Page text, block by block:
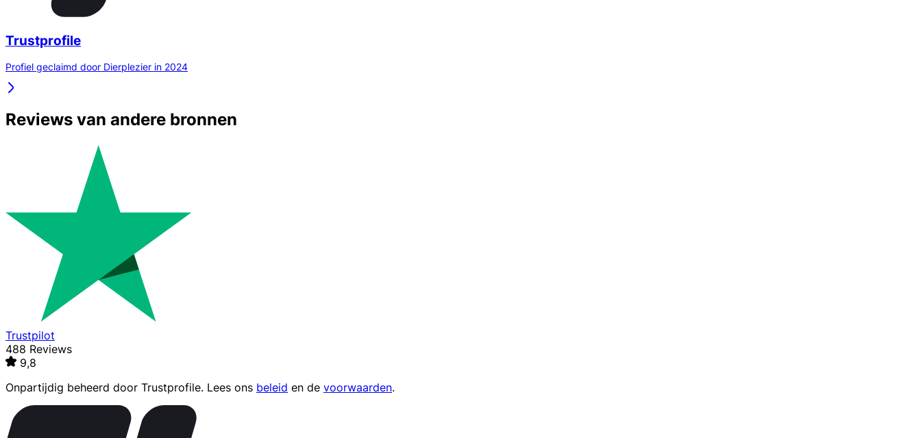
Trustprofile
Profiel geclaimd door Dierplezier in 2024
Reviews van andere bronnen
Trustpilot
488 Reviews
9,8
Onpartijdig beheerd door Trustprofile. Lees ons beleid en de voorwaarden.